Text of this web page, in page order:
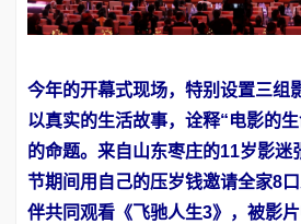
今年的开幕式现场，特别设置三组
以真实的生活故事，诠释“电影的
的命题。来自山东枣庄的11岁影迷
节期间用自己的压岁钱邀请全家8
伴共同观看《飞驰人生3》，被影